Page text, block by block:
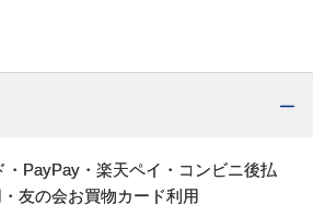
PayPay・楽天ペイ・コンビニ後払
友の会お買物カード利用